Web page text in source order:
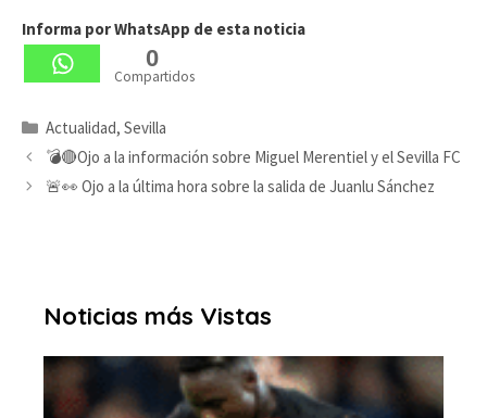
Informa por WhatsApp de esta noticia
0
Compartidos
Categorías
Actualidad, Sevilla
💣🔴Ojo a la información sobre Miguel Merentiel y el Sevilla FC
🚨👀 Ojo a la última hora sobre la salida de Juanlu Sánchez
Noticias más Vistas